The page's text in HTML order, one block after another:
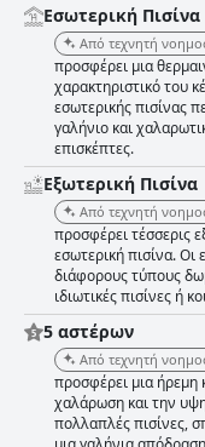
Εσωτερική Πισίνα
Από τεχνητή
προσφέρει μια
χαρακτηριστικό του
εσωτερικής πισίνας
γαλήνιο και
επισκέπτες.
Εξωτερική Πισίνα
Από τεχνητή
προσφέρει τέσσερις
εσωτερική πισίνα.
διάφορους τύπους
ιδιωτικές πισίνες ή
5 αστέρων
Από τεχνητή
προσφέρει μια ήρεμη
χαλάρωση και την
πολλαπλές πισίνες,